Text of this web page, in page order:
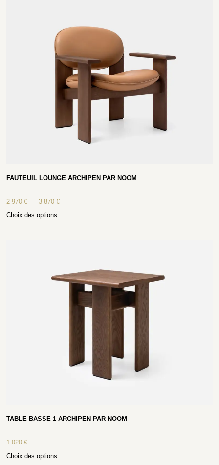
FAUTEUIL LOUNGE ARCHIPEN PAR NOOM
2 970€ – 3 870€
Choix des options
TABLE BASSE 1 ARCHIPEN PAR NOOM
1 020€
Choix des options